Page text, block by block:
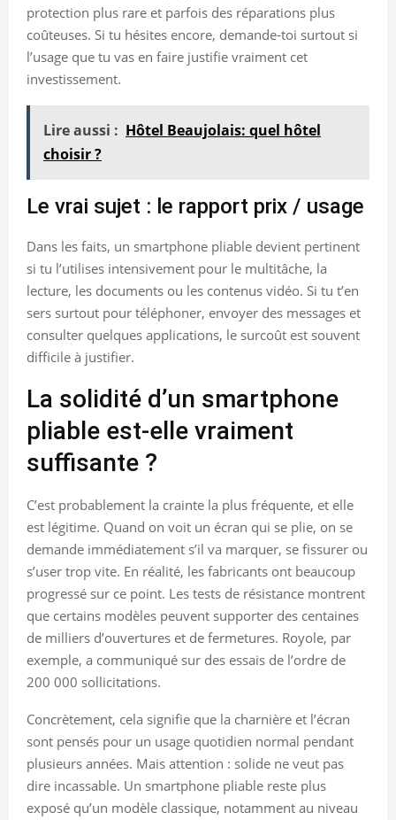
protection plus rare et parfois des réparations plus
coûteuses. Si tu hésites encore, demande-toi surtout si
l’usage que tu vas en faire justifie vraiment cet
investissement.
Lire aussi : Hôtel Beaujolais: quel hôtel
choisir ?
Le vrai sujet : le rapport prix / usage
Dans les faits, un smartphone pliable devient pertinent
si tu l’utilises intensivement pour le multitâche, la
lecture, les documents ou les contenus vidéo. Si tu t’en
sers surtout pour téléphoner, envoyer des messages et
consulter quelques applications, le surcoût est souvent
difficile à justifier.
La solidité d’un smartphone
pliable est-elle vraiment
suffisante ?
C’est probablement la crainte la plus fréquente, et elle
est légitime. Quand on voit un écran qui se plie, on se
demande immédiatement s’il va marquer, se fissurer ou
s’user trop vite. En réalité, les fabricants ont beaucoup
progressé sur ce point. Les tests de résistance montrent
que certains modèles peuvent supporter des centaines
de milliers d’ouvertures et de fermetures. Royole, par
exemple, a communiqué sur des essais de l’ordre de
200 000 sollicitations.
Concrètement, cela signifie que la charnière et l’écran
sont pensés pour un usage quotidien normal pendant
plusieurs années. Mais attention : solide ne veut pas
dire incassable. Un smartphone pliable reste plus
exposé qu’un modèle classique, notamment au niveau